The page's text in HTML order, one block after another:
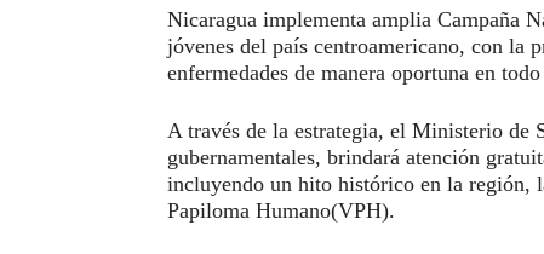
Nicaragua implementa amplia Campaña
jóvenes del país centroamericano, con la
enfermedades de manera oportuna en
A través de la estrategia, el Ministerio de
gubernamentales, brindará atención
incluyendo un hito histórico en la región,
Papiloma Humano(VPH).